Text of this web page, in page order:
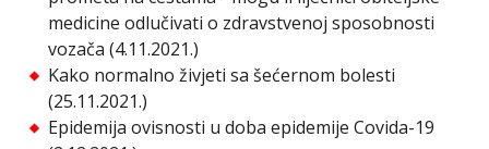
medicine odlučivati o zdravstvenoj sposobnosti
vozača (4.11.2021.)
Kako normalno živjeti sa šećernom bolesti
(25.11.2021.)
Epidemija ovisnosti u doba epidemije Covida-19